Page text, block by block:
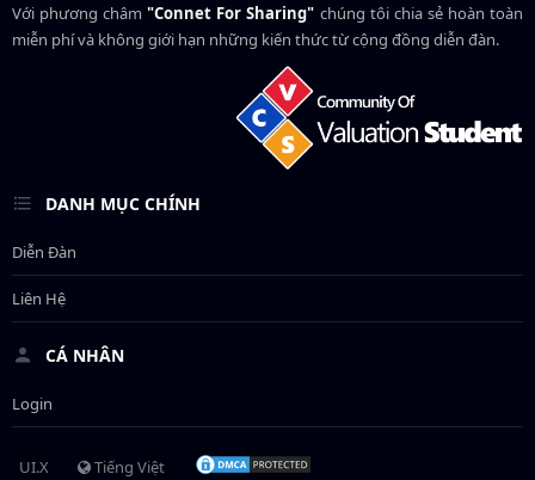
Với phương châm"Connet For Sharing" chúng tôi chia sẻ hoàn toàn
miễn phí và không giới hạn những kiến thức từ cộng đồng diễn đàn.
DANH MỤC CHÍNH
Diễn Đàn
Liên Hệ
CÁ NHÂN
Login
UI.X Tiếng Việt